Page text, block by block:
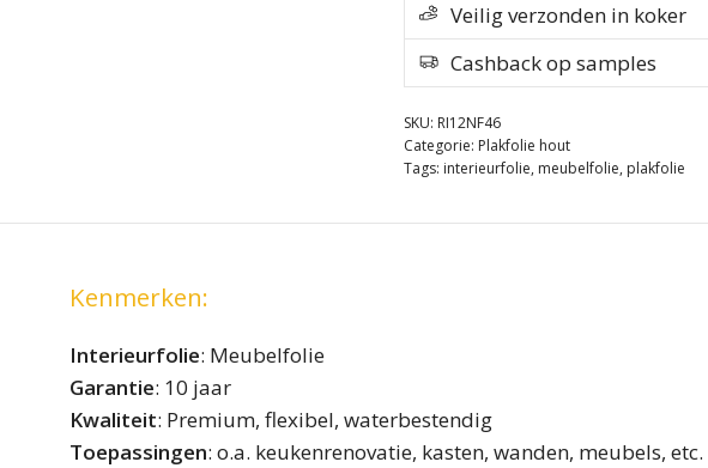
Veilig verzonden in koker
Cashback op samples
SKU: RI12NF46
Categorie: Plakfolie hout
Tags: interieurfolie, meubelfolie, plakfolie
Kenmerken:
Interieurfolie: Meubelfolie
Garantie: 10 jaar
Kwaliteit: Premium, flexibel, waterbestendig
Toepassingen: o.a. keukenrenovatie, kasten, wanden, meubels, etc.